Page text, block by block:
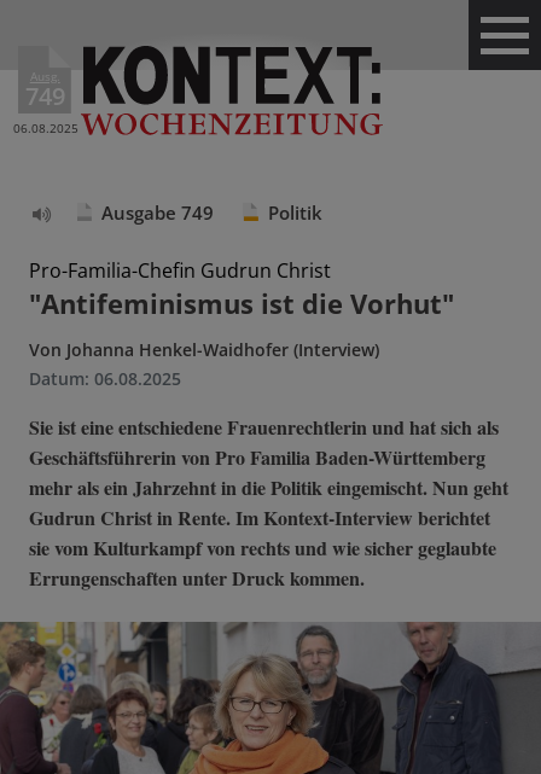
Ausg.
749
06.08.2025
vorlesen
Ausgabe 749 Politik
Pro-Familia-Chefin Gudrun Christ
"Antifeminismus ist die Vorhut"
Von Johanna Henkel-Waidhofer (Interview)
Datum: 06.08.2025
Sie ist eine entschiedene Frauenrechtlerin und hat sich als
Geschäftsführerin von Pro Familia Baden-Württemberg
mehr als ein Jahrzehnt in die Politik eingemischt. Nun geht
Gudrun Christ in Rente. Im Kontext-Interview berichtet
sie vom Kulturkampf von rechts und wie sicher geglaubte
Errungenschaften unter Druck kommen.